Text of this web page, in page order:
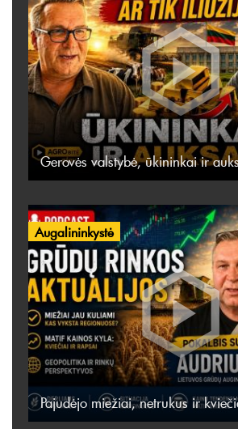
Gerovės valstybė, ūkininkai ir
Augalininkystė
Pajudėjo miežiai, netrukus ir